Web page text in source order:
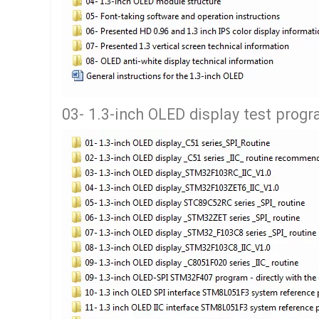
03- 1.3-inch OLED display test